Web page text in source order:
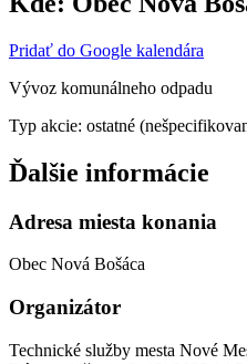
Pridať do Google kalendára
Vývoz komunálneho odpadu
Typ akcie: ostatné
Ďalšie informácie
Adresa miesta konania
Obec Nová Bošáca
Organizátor
Technické služby mesta Nové